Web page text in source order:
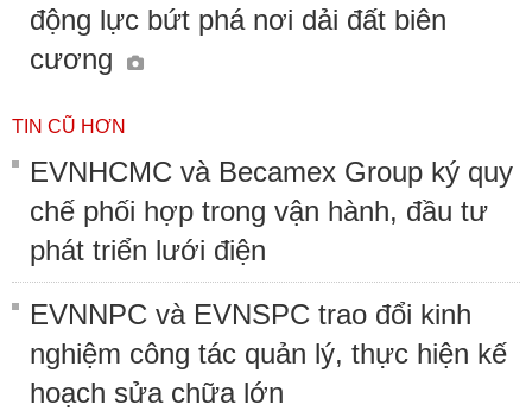
động lực bứt phá nơi dải đất biên
cương
TIN CŨ HƠN
EVNHCMC và Becamex Group ký quy
chế phối hợp trong vận hành, đầu tư
phát triển lưới điện
EVNNPC và EVNSPC trao đổi kinh
nghiệm công tác quản lý, thực hiện kế
hoạch sửa chữa lớn